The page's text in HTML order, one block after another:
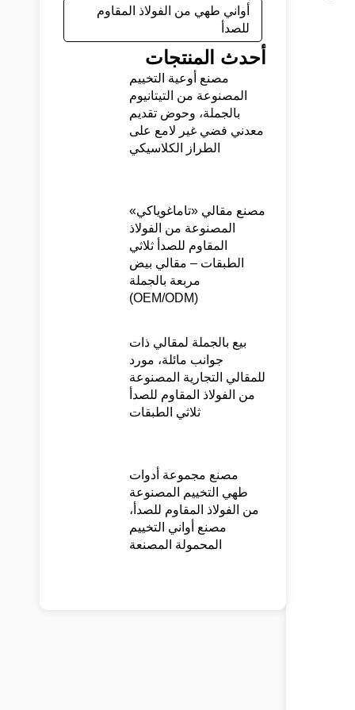
أواني طهي من الفولاذ المقاوم
للصدأ
أحدث المنتجات
مصنع أوعية التخييم
المصنوعة من التيتانيوم
بالجملة، وحوض تقديم
معدني فضي غير لامع على
الطراز الكلاسيكي
مصنع مقالي «تاماغوياكي»
المصنوعة من الفولاذ
المقاوم للصدأ ثلاثي
الطبقات – مقالي بيض
مربعة بالجملة
(OEM/ODM)
بيع بالجملة لمقالي ذات
جوانب مائلة، مورد
للمقالي التجارية المصنوعة
من الفولاذ المقاوم للصدأ
ثلاثي الطبقات
مصنع مجموعة أدوات
طهي التخييم المصنوعة
من الفولاذ المقاوم للصدأ،
مصنع أواني التخييم
المحمولة المصنعة